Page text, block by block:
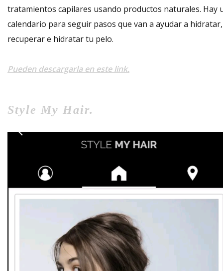
tratamientos capilares usando productos naturales. Hay
calendario para seguir pasos que van a ayudar a hidratar,
recuperar e hidratar tu pelo.
Pueden descargarla en este link.
Style My Hair.